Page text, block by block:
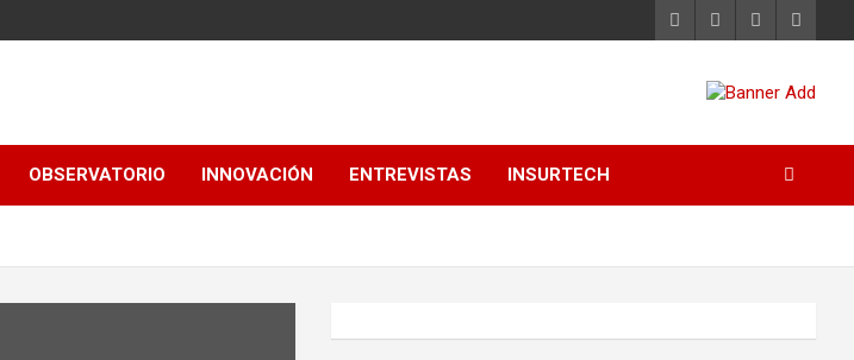
OBSERVATORIO INNOVACIÓN ENTREVISTAS INSURTECH